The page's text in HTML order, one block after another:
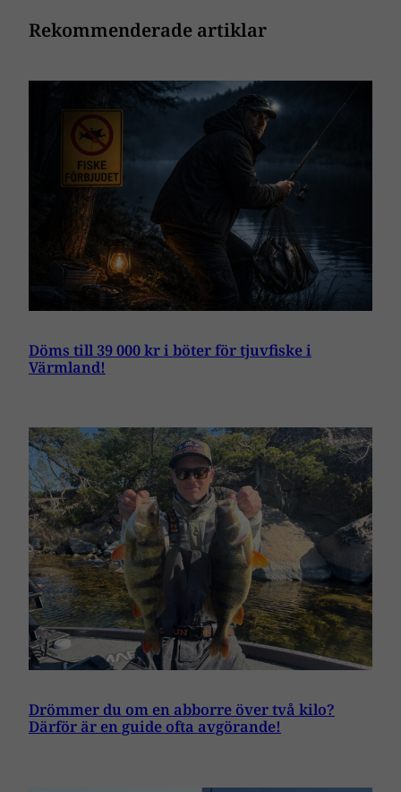
Rekommenderade artiklar
Döms till 39 000 kr i böter för tjuvfiske i
Värmland!
Drömmer du om en abborre över två kilo?
Därför är en guide ofta avgörande!